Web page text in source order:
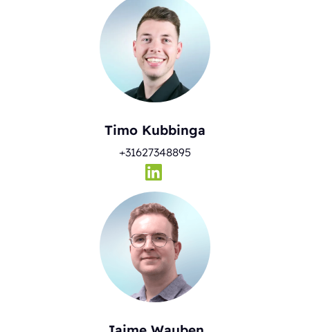
Timo Kubbinga
+31627348895